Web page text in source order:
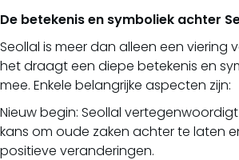
De betekenis en symboliek achter
Seollal is meer dan alleen een viering
het draagt een diepe betekenis en
mee. Enkele belangrijke aspecten zijn:
Nieuw begin: Seollal
kans om oude zaken achter te laten
positieve veranderingen.